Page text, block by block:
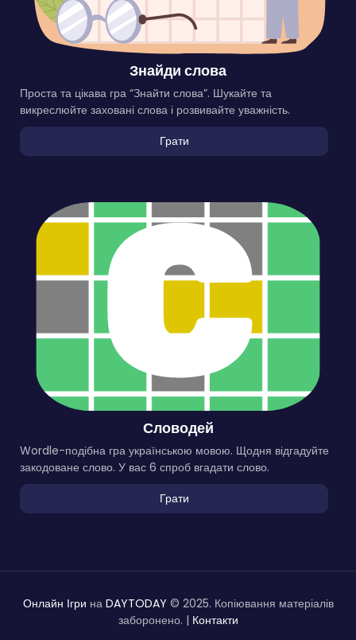
Знайди слова
Проста та цікава гра “Знайти слова”. Шукайте та
викреслюйте заховані слова і розвивайте уважність.
Грати
Словодей
Wordle-подібна гра українською мовою. Щодня відгадуйте
закодоване слово. У вас 6 спроб вгадати слово.
Грати
Онлайн Ігри на DAYTODAY © 2025. Копіювання матеріалів
заборонено. | Контакти